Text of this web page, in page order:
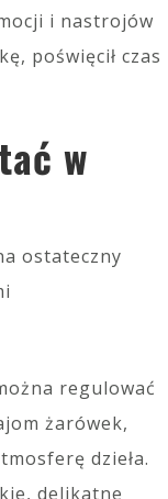
i nastrojów
poświęcił czas
w
ostateczny
regulować
żarówek,
dzieła.
delikatne